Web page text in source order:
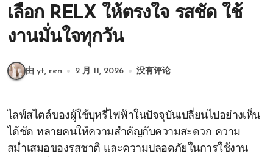
เลือก RELX ให้ตรงใจ รสชัด ใช้
งานมั่นใจทุกวัน
由 yt, ren 2 月 11, 2026 没有评论
ไลฟ์สไตล์ของผู้ใช้บุหรี่ไฟฟ้าในปัจจุบันเปลี่ยนไปอย่างเห็น
ได้ชัด หลายคนให้ความสำคัญกับความสะดวก ความ
สม่ำเสมอของรสชาติ และความปลอดภัยในการใช้งาน